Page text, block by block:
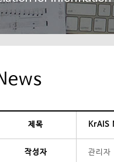
제목 KrAIS
작성자 관리자